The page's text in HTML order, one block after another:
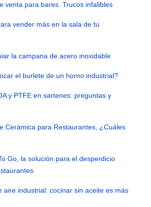
venta para bares. Trucos infalibles
vender más en la sala de tu
la campana de acero inoxidable
el burlete de un horno industrial?
y PTFE en sartenes: preguntas y
Cerámica para Restaurantes, ¿Cuáles
Go, la solución para el desperdicio
aire industrial: cocinar sin aceite es más